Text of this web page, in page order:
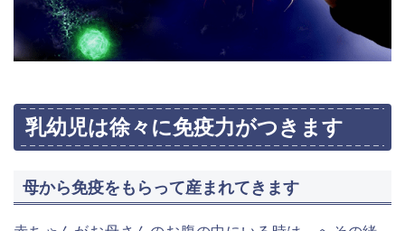
乳幼児は徐々に免疫力がつきます
母から免疫をもらって産まれてきます